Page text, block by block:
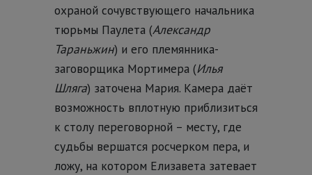
охраной сочувствующего начальника
тюрьмы Паулета (Александр
Тараньжин) и его племянника-
заговорщика Мортимера (Илья
Шляга) заточена Мария. Камера даёт
возможность вплотную приблизиться
к столу переговорной – месту, где
судьбы вершатся росчерком пера, и
ложу, на котором Елизавета затевает